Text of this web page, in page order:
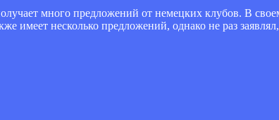
много предложений от немецких клубов. В
несколько предложений, однако не раз заявлял,